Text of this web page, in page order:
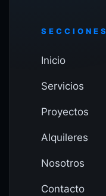
SECCIONES
Inicio
Servicios
Proyectos
Alquileres
Nosotros
Contacto